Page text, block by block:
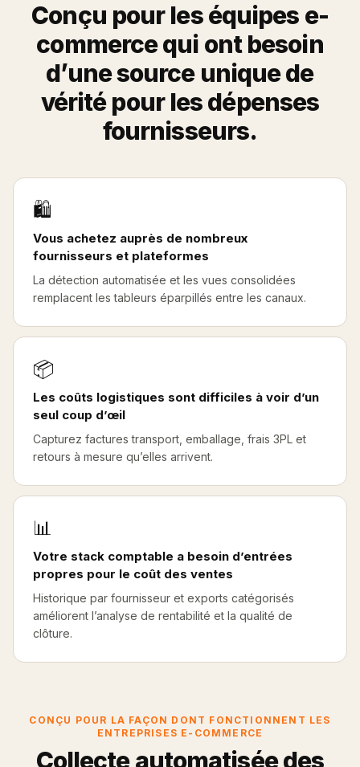
Conçu pour les équipes e-
commerce qui ont besoin
d’une source unique de
vérité pour les dépenses
fournisseurs.
🛍️
Vous achetez auprès de nombreux
fournisseurs et plateformes
La détection automatisée et les vues consolidées
remplacent les tableurs éparpillés entre les canaux.
📦
Les coûts logistiques sont difficiles à voir d’un
seul coup d’œil
Capturez factures transport, emballage, frais 3PL et
retours à mesure qu’elles arrivent.
📊
Votre stack comptable a besoin d’entrées
propres pour le coût des ventes
Historique par fournisseur et exports catégorisés
améliorent l’analyse de rentabilité et la qualité de
clôture.
CONÇU POUR LA FAÇON DONT FONCTIONNENT LES
ENTREPRISES E-COMMERCE
Collecte automatisée des